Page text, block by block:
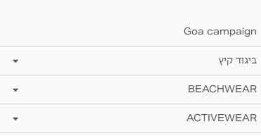
Goa campaign
ביגוד קיץ
BEACHWEAR
ACTIVEWEAR